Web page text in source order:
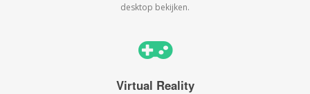
desktop bekijken.
Virtual Reality